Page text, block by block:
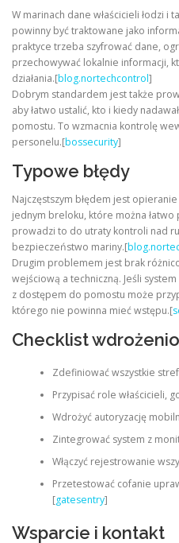
W marinach dane właścicieli łodzi
powinny być traktowane jako
praktyce trzeba szyfrować dane,
przechowywać lokalnie informacji,
działania.[blog.nortechcontrol]
Dobrym standardem jest także
aby łatwo ustalić, kto i kiedy
pomostu. To wzmacnia kontrolę
personelu.[bossecurity]
Typowe błędy
Najczęstszym błędem jest
jednym breloku, które można łatwo
prowadzi to do utraty kontroli nad
bezpieczeństwo mariny.[
Drugim problemem jest brak
wejściową a techniczną. Jeśli
z dostępem do pomostu może
którego nie powinna mieć wstępu.[
Checklist
Zdefiniować wszystkie
Przypisać role właścicieli,
Wdrożyć autoryzację
Zintegrować system z
Włączyć rejestrowanie
Przetestować cofanie
[gatesentry]
Wsparcie i kontakt